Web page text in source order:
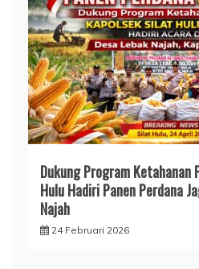
Dukung Program Ketahanan
Hulu Hadiri Panen Perdana
Najah
24 Februari 2026